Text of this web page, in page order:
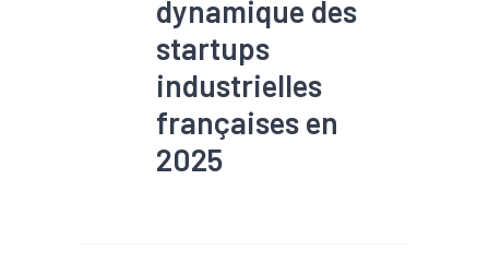
dynamique des
startups
industrielles
françaises en
2025